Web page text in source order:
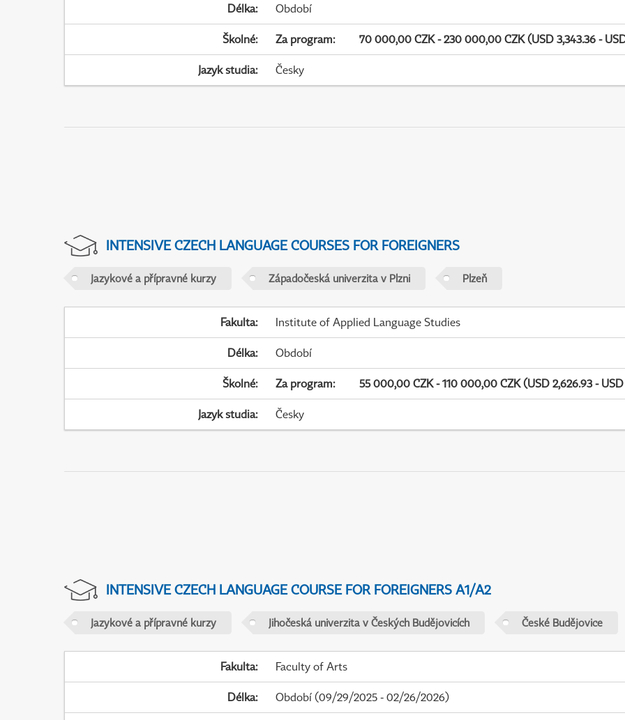
Délka: Období
Školné: Za program: 70 000,00 CZK - 230 000,00 CZK (USD 3,343.36 -
Jazyk studia: Česky
INTENSIVE CZECH LANGUAGE COURSES FOR FOREIGNERS
Jazykové a přípravné kurzy Západočeská univerzita v Plzni Plzeň
Fakulta: Institute of Applied Language Studies
Délka: Období
Školné: Za program: 55 000,00 CZK - 110 000,00 CZK (USD 2,626.93 -
Jazyk studia: Česky
INTENSIVE CZECH LANGUAGE COURSE FOR FOREIGNERS A1/A2
Jazykové a přípravné kurzy Jihočeská univerzita v Českých Budějovicích České Budějovice
Fakulta: Faculty of Arts
Délka: Období(09/29/2025 - 02/26/2026)